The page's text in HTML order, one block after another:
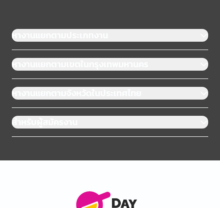
หางานแยกตามประเภทงาน
หางานแยกตามเขตในกรุงเทพมหานคร
หางานแยกตามจังหวัดในประเทศไทย
สำหรับผู้สมัครงาน